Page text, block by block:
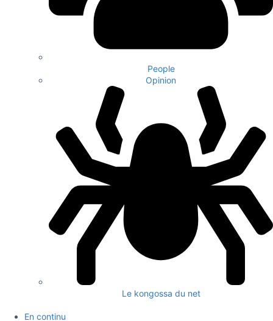
People
Opinion
Le kongossa du net
En continu